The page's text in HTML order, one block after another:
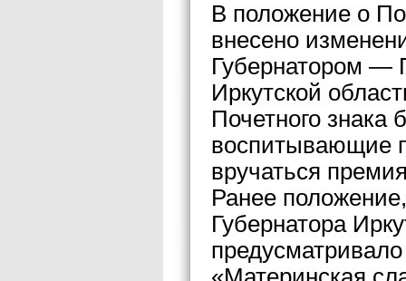
В положение о
внесено
Губернатором —
Иркутской
Почетного знака
воспитывающие
вручаться
Ранее
Губернатора